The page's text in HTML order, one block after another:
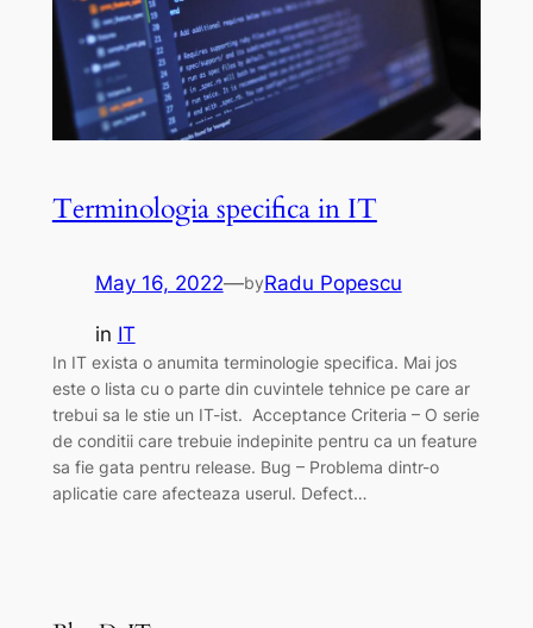
Terminologia specifica in IT
May 16, 2022—byRadu Popescu
in IT
In IT exista o anumita terminologie specifica. Mai jos
este o lista cu o parte din cuvintele tehnice pe care ar
trebui sa le stie un IT-ist. Acceptance Criteria – O serie
de conditii care trebuie indepinite pentru ca un feature
sa fie gata pentru release. Bug – Problema dintr-o
aplicatie care afecteaza userul. Defect…